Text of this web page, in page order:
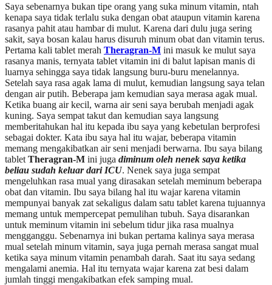
Saya sebenarnya bukan tipe orang yang suka minum vitamin, ntah
kenapa saya tidak terlalu suka dengan obat ataupun vitamin karena
rasanya pahit atau hambar di mulut. Karena dari dulu juga sering
sakit, saya bosan kalau harus disuruh minum obat dan vitamin terus.
Pertama kali tablet merah Theragran-M ini masuk ke mulut saya
rasanya manis, ternyata tablet vitamin ini di balut lapisan manis di
luarnya sehingga saya tidak langsung buru-buru menelannya.
Setelah saya rasa agak lama di mulut, kemudian langsung saya telan
dengan air putih. Beberapa jam kemudian saya merasa agak mual.
Ketika buang air kecil, warna air seni saya berubah menjadi agak
kuning. Saya sempat takut dan kemudian saya langsung
memberitahukan hal itu kepada ibu saya yang kebetulan berprofesi
sebagai dokter. Kata ibu saya hal itu wajar, beberapa vitamin
memang mengakibatkan air seni menjadi berwarna. Ibu saya bilang
tablet Theragran-M ini juga diminum oleh nenek saya ketika
beliau sudah keluar dari ICU. Nenek saya juga sempat
mengeluhkan rasa mual yang dirasakan setelah meminum beberapa
obat dan vitamin. Ibu saya bilang hal itu wajar karena vitamin
mempunyai banyak zat sekaligus dalam satu tablet karena tujuannya
memang untuk mempercepat pemulihan tubuh. Saya disarankan
untuk meminum vitamin ini sebelum tidur jika rasa mualnya
mengganggu. Sebenarnya ini bukan pertama kalinya saya merasa
mual setelah minum vitamin, saya juga pernah merasa sangat mual
ketika saya minum vitamin penambah darah. Saat itu saya sedang
mengalami anemia. Hal itu ternyata wajar karena zat besi dalam
jumlah tinggi mengakibatkan efek samping mual.